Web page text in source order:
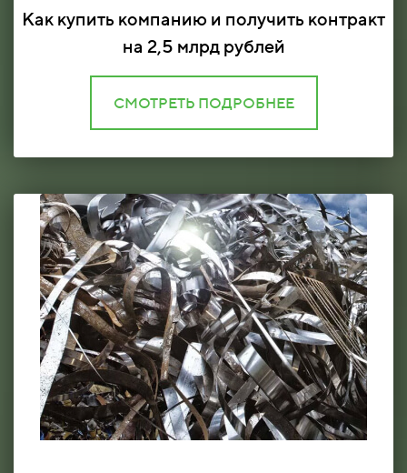
Как купить компанию и получить контракт
на 2,5 млрд рублей
СМОТРЕТЬ ПОДРОБНЕЕ